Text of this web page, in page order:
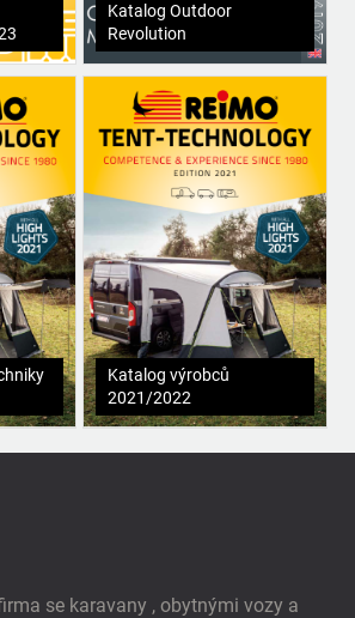
Katalog Outdoor
Revolution
Katalog výrobců
2021/2022
se karavany , obytnými vozy a